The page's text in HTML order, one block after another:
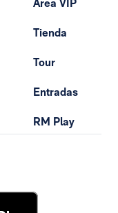
Área VIP
Tienda
Tour
Entradas
RM Play